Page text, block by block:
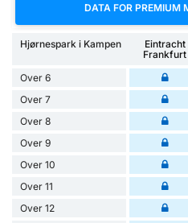
DATA FOR PREMIUM
Hjørnespark i Kampen
Eintracht
Frankfurt
Over 6
Over 7
Over 8
Over 9
Over 10
Over 11
Over 12